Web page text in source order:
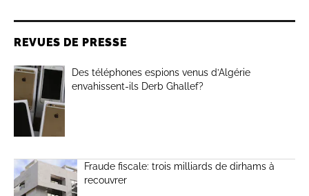
REVUES DE PRESSE
Des téléphones espions venus d’Algérie
envahissent-ils Derb Ghallef?
Fraude fiscale: trois milliards de dirhams à
recouvrer